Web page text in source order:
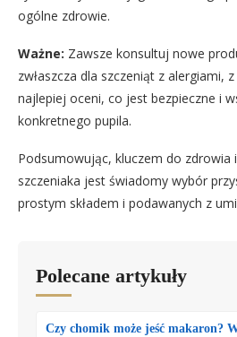
ogólne zdrowie.
Ważne: Zawsze konsultuj nowe
zwłaszcza dla szczeniąt z alergiami,
najlepiej oceni, co jest bezpieczne i
konkretnego pupila.
Podsumowując, kluczem do zdrowia
szczeniaka jest świadomy wybór
prostym składem i podawanych z
Polecane artykuły
Czy chomik może jeść makaron?